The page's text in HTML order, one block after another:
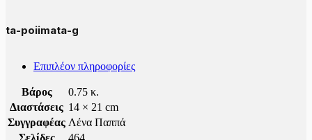
ta-poiimata-g
Επιπλέον πληροφορίες
Βάρος
0.75 κ.
Διαστάσεις 14 × 21 cm
Συγγραφέας Λένα Παππά